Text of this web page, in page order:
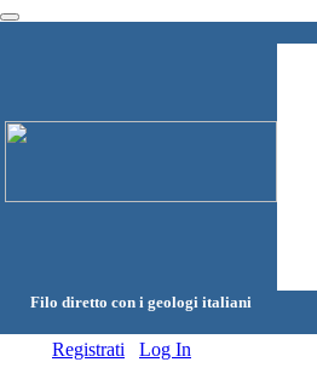
Filo diretto con i geologi italiani
Registrati Log In